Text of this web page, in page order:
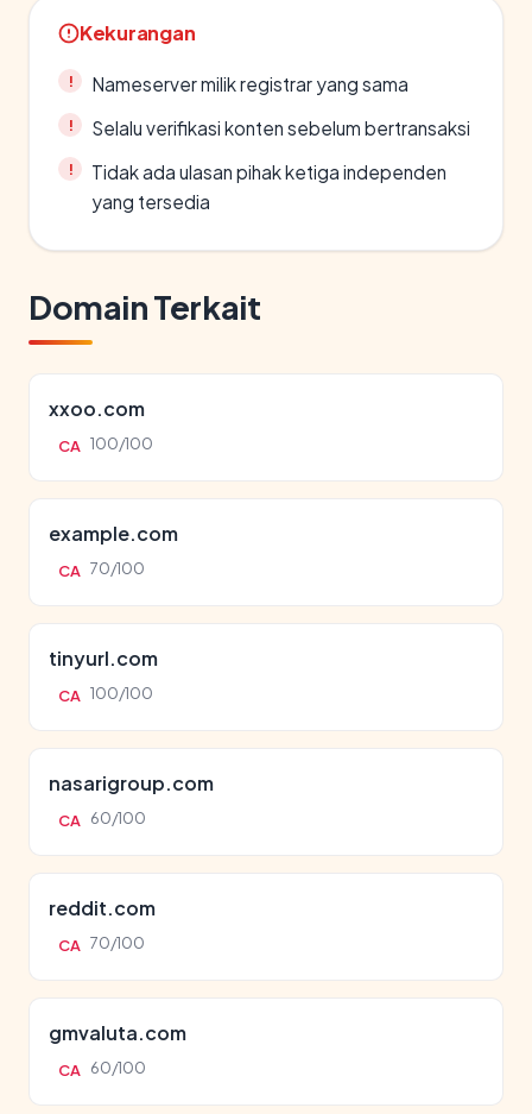
Kekurangan
Nameserver milik registrar yang sama
Selalu verifikasi konten sebelum bertransaksi
Tidak ada ulasan pihak ketiga independen
yang tersedia
Domain Terkait
xxoo.com
CA 100/100
example.com
CA 70/100
tinyurl.com
CA 100/100
nasarigroup.com
CA 60/100
reddit.com
CA 70/100
gmvaluta.com
CA 60/100